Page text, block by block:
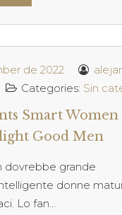
de 2022
Categories: Sin
Smart Women
Good Men
dovrebbe grande
donne
Lo fan...